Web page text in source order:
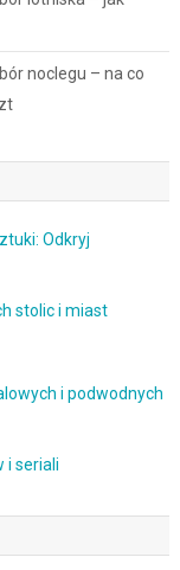
noclegu – na co
Odkryj
stolic i miast
i podwodnych
i seriali